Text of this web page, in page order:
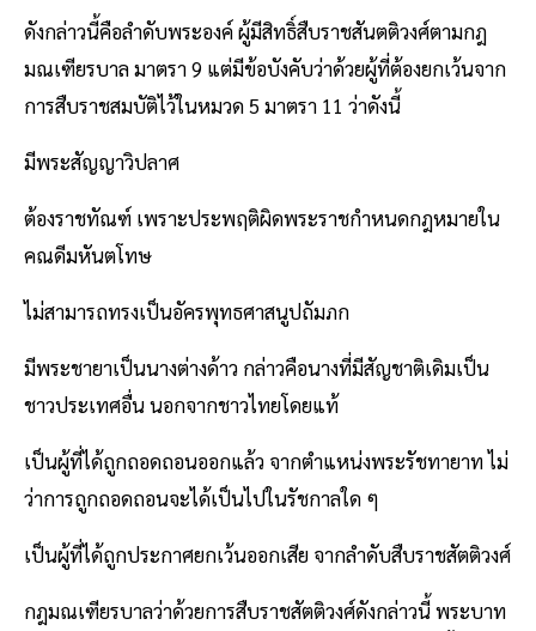
ดังกล่าวนี้คือลำดับพระองค์ ผู้มีสิทธิ์สืบราชสันตติวงศ์ตามกฎ
มณเฑียรบาล มาตรา 9 แต่มีข้อบังคับว่าด้วยผู้ที่ต้องยกเว้นจาก
การสืบราชสมบัติไว้ในหมวด 5 มาตรา 11 ว่าดังนี้
มีพระสัญญาวิปลาศ
ต้องราชทัณฑ์ เพราะประพฤติผิดพระราชกำหนดกฎหมายใน
คณดีมหันตโทษ
ไม่สามารถทรงเป็นอัครพุทธศาสนูปถัมภก
มีพระชายาเป็นนางต่างด้าว กล่าวคือนางที่มีสัญชาติเดิมเป็น
ชาวประเทศอื่น นอกจากชาวไทยโดยแท้
เป็นผู้ที่ได้ถูกถอดถอนออกแล้ว จากตำแหน่งพระรัชทายาท ไม่
ว่าการถูกถอดถอนจะได้เป็นไปในรัชกาลใด ๆ
เป็นผู้ที่ได้ถูกประกาศยกเว้นออกเสีย จากลำดับสืบราชสัตติวงศ์
กฎมณเฑียรบาลว่าด้วยการสืบราชสัตติวงศ์ดังกล่าวนี้ พระบาท